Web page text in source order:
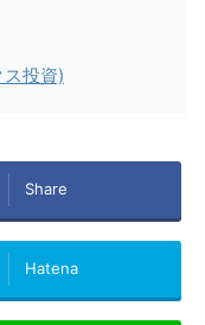
投資)
Share
Hatena